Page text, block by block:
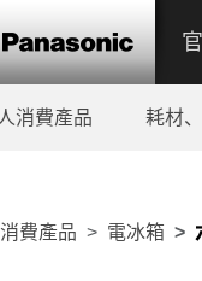
消費產品 耗材
費產品 電冰箱